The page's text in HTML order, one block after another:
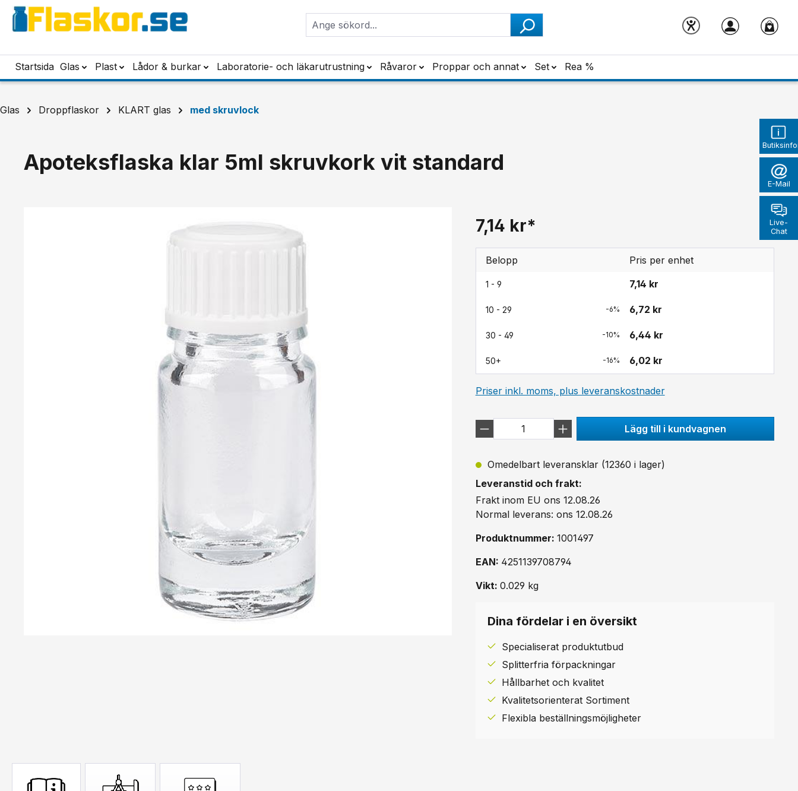
till huvudinnehåll
Hoppa till sökning
Hoppa till huvudnavigering
E-Mail
Live-
Chat
Startsida Glas Plast Lådor & burkar Laboratorie- och läkarutrustning Råvaror Proppar och annat Set Rea %
Glas Droppflaskor KLART glas med skruvlock
Apoteksflaska klar 5ml skruvkork vit standard
7,14 kr*
Belopp Pris per enhet
1 - 9 7,14 kr
10 - 29 -6% 6,72 kr
30 - 49 -10% 6,44 kr
50+ -16% 6,02 kr
Priser inkl. moms, plus leveranskostnader
Lägg till i kundvagnen
Omedelbart leveransklar (12360 i lager)
Leveranstid och frakt:
Frakt inom EU ons 12.08.26
Normal leverans: ons 12.08.26
Produktnummer: 1001497
EAN: 4251139708794
Vikt: 0.029 kg
Dina fördelar i en översikt
Specialiserat produktutbud
Splitterfria förpackningar
Hållbarhet och kvalitet
Kvalitetsorienterat Sortiment
Flexibla beställningsmöjligheter